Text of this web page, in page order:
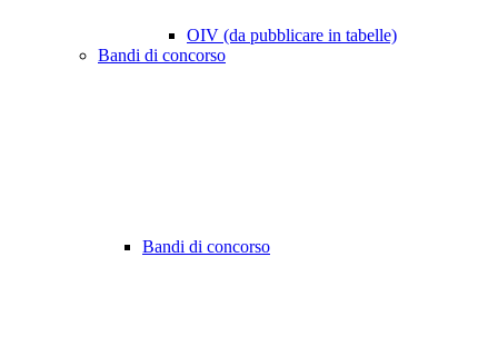
OIV (da pubblicare in tabelle)
Bandi di concorso
Bandi di concorso